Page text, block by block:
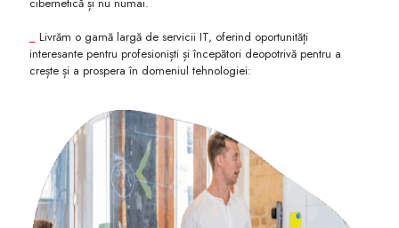
Livrăm o gamă largă de servicii IT, oferind oportunități
interesante pentru profesioniști și începători deopotrivă pentru a
crește și a prospera în domeniul tehnologiei: